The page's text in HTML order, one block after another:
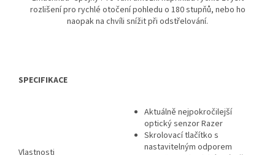
rozlišení pro rychlé otočení pohledu o 180 stupňů, nebo ho
naopak na chvíli snížit při odstřelování.
SPECIFIKACE
Vlastnosti
Aktuálně nejpokročilejší
optický senzor Razer
Skrolovací tlačítko s
nastavitelným odporem